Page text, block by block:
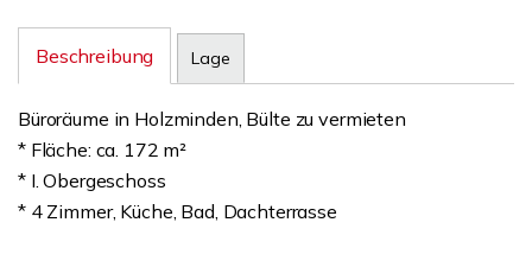
Beschreibung Lage
Büroräume in Holzminden, Bülte zu vermieten
* Fläche: ca. 172 m²
* I. Obergeschoss
* 4 Zimmer, Küche, Bad, Dachterrasse